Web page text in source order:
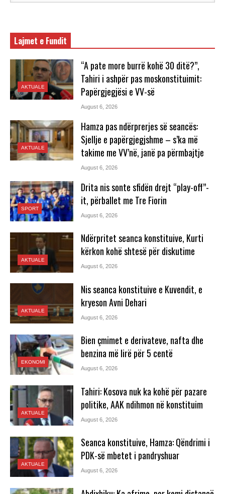
Lajmet e Fundit
AKTUALE
“A pate more burrë kohë 30 ditë?”,
Tahiri i ashpër pas moskonstituimit:
Papërgjegjësi e VV-së
August 6, 2026
AKTUALE
Hamza pas ndërprerjes së seancës:
Sjellje e papërgjegjshme – s’ka më
takime me VV’në, janë pa përmbajtje
August 6, 2026
SPORT
Drita nis sonte sfidën drejt “play-off”-
it, përballet me Tre Fiorin
August 6, 2026
AKTUALE
Ndërpritet seanca konstituive, Kurti
kërkon kohë shtesë për diskutime
August 6, 2026
AKTUALE
Nis seanca konstituive e Kuvendit, e
kryeson Avni Dehari
August 6, 2026
EKONOMI
Bien çmimet e derivateve, nafta dhe
benzina më lirë për 5 centë
August 6, 2026
AKTUALE
Tahiri: Kosova nuk ka kohë për pazare
politike, AAK ndihmon në konstituim
August 6, 2026
AKTUALE
Seanca konstituive, Hamza: Qëndrimi i
PDK-së mbetet i pandryshuar
August 6, 2026